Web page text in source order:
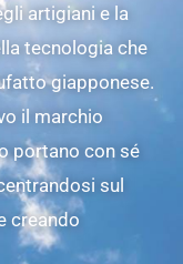
artigiani e la
tecnologia che
giapponese.
il marchio
portano con sé
sul
creando